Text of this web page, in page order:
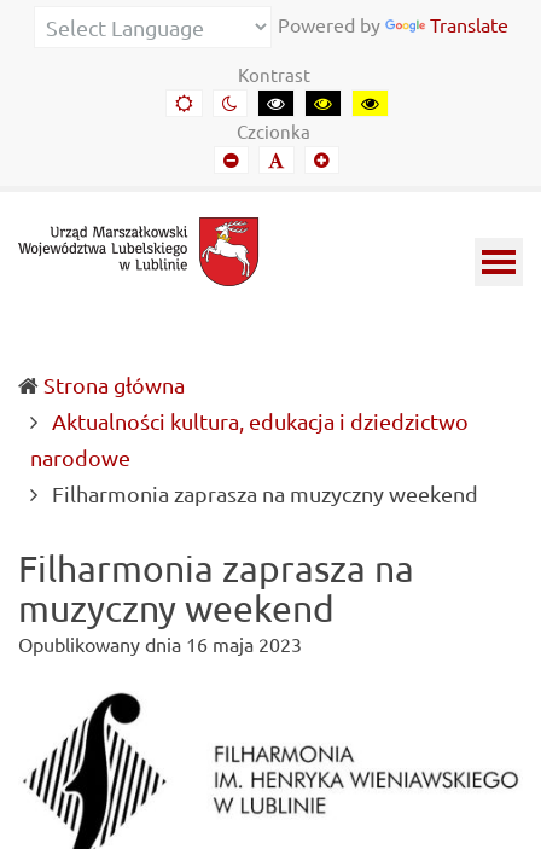
Urząd
Informacje
Lubelszczyźnie
Powered by Translate
Kontrast
Domyślny
kontrast
Kontrast
nocny
Kontrast
czarny-
biały
Kontrast
czarny-
Kontrast
żółto-
Czcionka
Mniejszy
font
Domyślny
font
Mniejszy
Strona główna
Aktualności kultura, edukacja i dziedzictwo
narodowe
Filharmonia zaprasza na muzyczny weekend
Filharmonia zaprasza na
muzyczny weekend
Opublikowany dnia 16 maja 2023